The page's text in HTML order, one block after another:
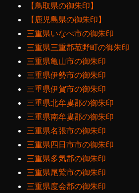
【鳥取県の御朱印】
【鹿児島県の御朱印】
三重県いなべ市の御朱印
三重県三重郡菰野町の御朱印
三重県亀山市の御朱印
三重県伊勢市の御朱印
三重県伊賀市の御朱印
三重県北牟婁郡の御朱印
三重県南牟婁郡の御朱印
三重県名張市の御朱印
三重県四日市市の御朱印
三重県多気郡の御朱印
三重県尾鷲市の御朱印
三重県度会郡の御朱印